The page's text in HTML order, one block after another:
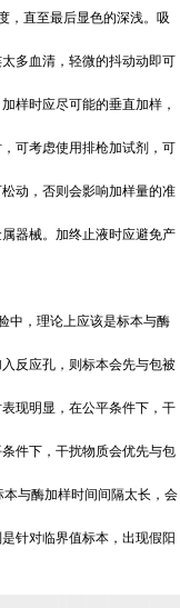
，直至最后显色的深浅。吸
多血清，轻微的抖动动即可
样时应尽可能的垂直加样，
可考虑使用排枪加试剂，可
动，否则会影响加样量的准
器械。加终止液时应避免产
中，理论上应该是标本与酶
反应孔，则标本会先与包被
现明显，在公平条件下，干
件下，干扰物质会优先与包
与酶加样时间间隔太长，会
针对临界值标本，出现假阳